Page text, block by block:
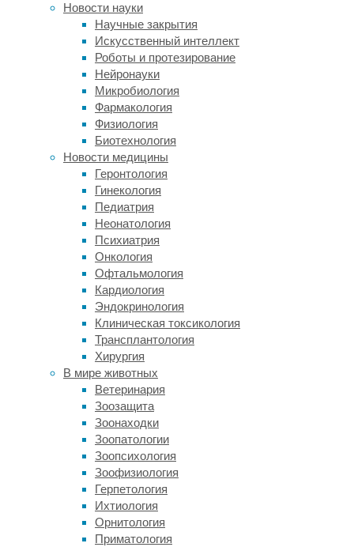
Новости науки
Научные закрытия
Искусственный интеллект
Роботы и протезирование
Нейронауки
Микробиология
Фармакология
Физиология
Биотехнология
Новости медицины
Геронтология
Гинекология
Педиатрия
Неонатология
Психиатрия
Онкология
Офтальмология
Кардиология
Эндокринология
Клиническая токсикология
Трансплантология
Хирургия
В мире животных
Ветеринария
Зоозащита
Зоонаходки
Зоопатологии
Зоопсихология
Зоофизиология
Герпетология
Ихтиология
Орнитология
Приматология
хром,
никель
другие.
При
попадании
организм
они
повышают
риск
развития
рака,
респираторных
других
болезней.
Авторы
одной
из
статей
отмечали,
что
ставшие
популярными
одноразовые
вейпы
этом
плане
даже
хуже,
чем